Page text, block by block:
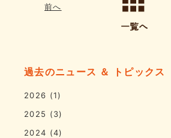
前へ
過去のニュース ＆ トピックス
2026 (1)
2025 (3)
2024 (4)